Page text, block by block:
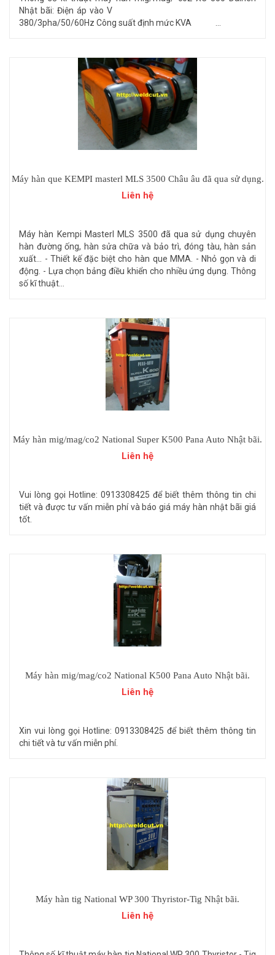
Nhật bãi: Điện áp vào V
380/3pha/50/60Hz Công suất định mức KVA ...
Máy hàn que KEMPI masterl MLS 3500 Châu âu đã qua sử dụng.
Liên hệ
Máy hàn Kempi Masterl MLS 3500 đã qua sử dụng chuyên
hàn đường ống, hàn sửa chữa và bảo trì, đóng tàu, hàn sản
xuất... - Thiết kế đặc biệt cho hàn que MMA. - Nhỏ gọn và di
động. - Lựa chọn bảng điều khiển cho nhiều ứng dụng. Thông
số kĩ thuật...
Máy hàn mig/mag/co2 National Super K500 Pana Auto Nhật bãi.
Liên hệ
Vui lòng gọi Hotline: 0913308425 để biết thêm thông tin chi
tiết và được tư vấn miễn phí và báo giá máy hàn nhật bãi giá
tốt.
Máy hàn mig/mag/co2 National K500 Pana Auto Nhật bãi.
Liên hệ
Xin vui lòng gọi Hotline: 0913308425 để biết thêm thông tin
chi tiết và tư vấn miễn phí.
Máy hàn tig National WP 300 Thyristor-Tig Nhật bãi.
Liên hệ